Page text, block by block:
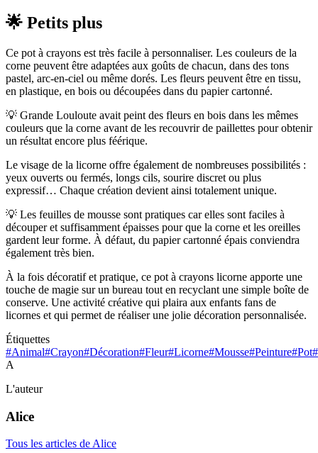
🌟 Petits plus
Ce pot à crayons est très facile à personnaliser. Les couleurs de la
corne peuvent être adaptées aux goûts de chacun, dans des tons
pastel, arc-en-ciel ou même dorés. Les fleurs peuvent être en tissu,
en plastique, en bois ou découpées dans du papier cartonné.
💡 Grande Louloute avait peint des fleurs en bois dans les mêmes
couleurs que la corne avant de les recouvrir de paillettes pour obtenir
un résultat encore plus féérique.
Le visage de la licorne offre également de nombreuses possibilités :
yeux ouverts ou fermés, longs cils, sourire discret ou plus
expressif… Chaque création devient ainsi totalement unique.
💡 Les feuilles de mousse sont pratiques car elles sont faciles à
découper et suffisamment épaisses pour que la corne et les oreilles
gardent leur forme. À défaut, du papier cartonné épais conviendra
également très bien.
À la fois décoratif et pratique, ce pot à crayons licorne apporte une
touche de magie sur un bureau tout en recyclant une simple boîte de
conserve. Une activité créative qui plaira aux enfants fans de
licornes et qui permet de réaliser une jolie décoration personnalisée.
Étiquettes
#Animal#Crayon#Décoration#Fleur#Licorne#Mousse#Peinture#Pot
A
L'auteur
Alice
Tous les articles de Alice